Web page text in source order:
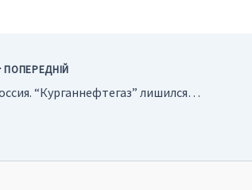
ПОПЕРЕДНІЙ
Россия. “Курганнефтегаз” лишился лицензии на геологоразведочные работы